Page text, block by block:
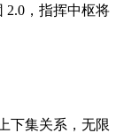
2.0，指挥中枢将
下集关系，无限